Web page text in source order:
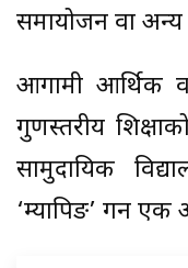
समायोजन वा अन्य
आगामी आर्थिक
गुणस्तरीय
सामुदायिक
‘म्यापिङ’ गर्न